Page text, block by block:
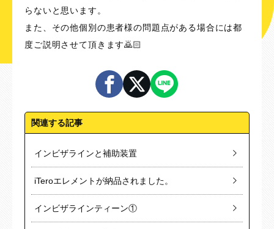
らないと思います。
また、その他個別の患者様の問題点がある場合には都
度ご説明させて頂きます🙇🏻
関連する記事
インビザラインと補助装置
iTeroエレメントが納品されました。
インビザラインティーン①